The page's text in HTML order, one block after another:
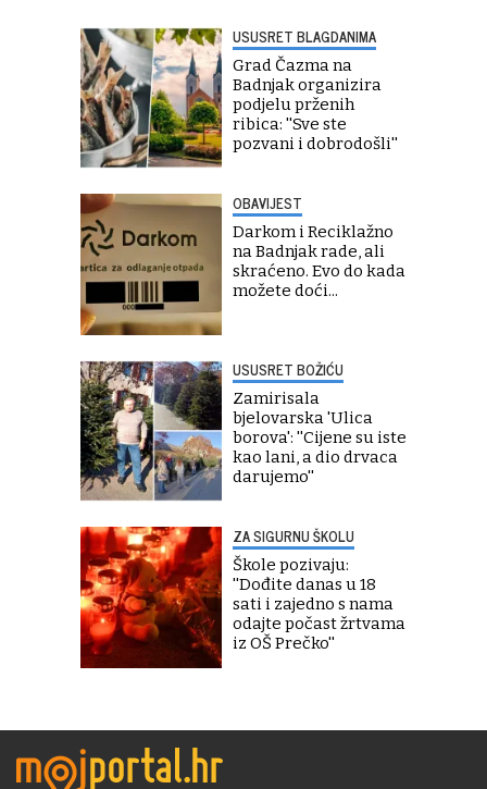
USUSRET BLAGDANIMA
Grad Čazma na
Badnjak organizira
podjelu prženih
ribica: ''Sve ste
pozvani i dobrodošli''
OBAVIJEST
Darkom i Reciklažno
na Badnjak rade, ali
skraćeno. Evo do kada
možete doći...
USUSRET BOŽIĆU
Zamirisala
bjelovarska 'Ulica
borova': ''Cijene su iste
kao lani, a dio drvaca
darujemo''
ZA SIGURNU ŠKOLU
Škole pozivaju:
''Dođite danas u 18
sati i zajedno s nama
odajte počast žrtvama
iz OŠ Prečko''